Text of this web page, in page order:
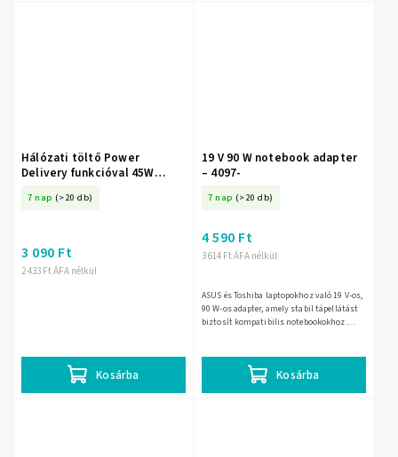
Hálózati töltő Power
Delivery funkcióval 45W
7 nap (>20 db)
2 433 Ft ÁFA nélkül
3 090 Ft
Kosárba
19 V 90 W notebook adapter
– 4097-
7 nap (>20 db)
3 614 Ft ÁFA nélkül
4 590 Ft
Kosárba
ASUS és Toshiba laptopokhoz való 19 V-os,
90 W-os adapter, amely stabil tápellátást
biztosít kompatibilis notebookokhoz.